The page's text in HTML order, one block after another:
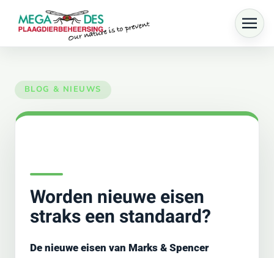
Skip to main content
Worden nieuwe eisen
straks een standaard?
De nieuwe eisen van Marks & Spencer